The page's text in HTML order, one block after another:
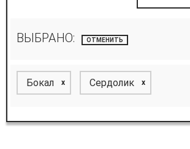
ВЫБРАНО: ОТМЕНИТЬ
Бокал x Сердолик x